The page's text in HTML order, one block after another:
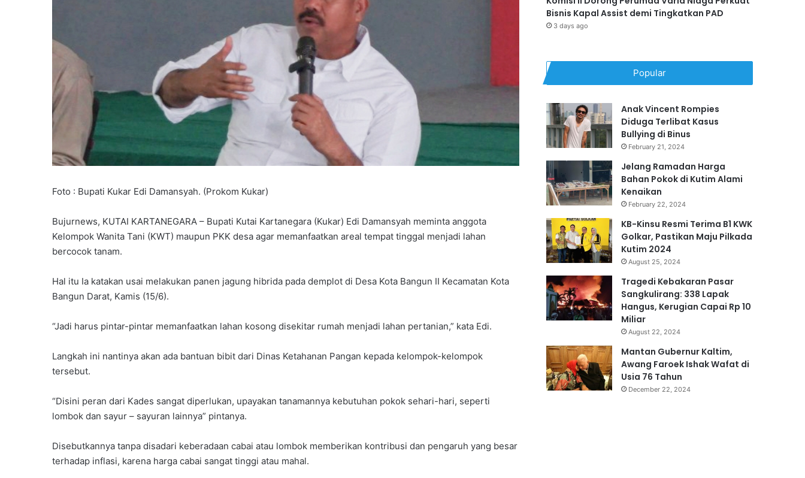
Foto : Bupati Kukar Edi Damansyah. (Prokom Kukar)
Bujurnews, KUTAI KARTANEGARA – Bupati Kutai Kartanegara (Kukar) Edi Damansyah meminta anggota
Kelompok Wanita Tani (KWT) maupun PKK desa agar memanfaatkan areal tempat tinggal menjadi lahan
bercocok tanam.
Hal itu Ia katakan usai melakukan panen jagung hibrida pada demplot di Desa Kota Bangun II Kecamatan Kota
Bangun Darat, Kamis (15/6).
“Jadi harus pintar-pintar memanfaatkan lahan kosong disekitar rumah menjadi lahan pertanian,” kata Edi.
Langkah ini nantinya akan ada bantuan bibit dari Dinas Ketahanan Pangan kepada kelompok-kelompok
tersebut.
“Disini peran dari Kades sangat diperlukan, upayakan tanamannya kebutuhan pokok sehari-hari, seperti
lombok dan sayur – sayuran lainnya” pintanya.
Disebutkannya tanpa disadari keberadaan cabai atau lombok memberikan kontribusi dan pengaruh yang besar
terhadap inflasi, karena harga cabai sangat tinggi atau mahal.
Bisnis Kapal Assist demi Tingkatkan PAD
3 days ago
Popular
Anak Vincent Rompies
Diduga Terlibat Kasus
Bullying di Binus
February 21, 2024
Jelang Ramadan Harga
Bahan Pokok di Kutim Alami
Kenaikan
February 22, 2024
KB-Kinsu Resmi Terima B1 KWK
Golkar, Pastikan Maju Pilkada
Kutim 2024
August 25, 2024
Tragedi Kebakaran Pasar
Sangkulirang: 338 Lapak
Hangus, Kerugian Capai Rp 10
Miliar
August 22, 2024
Mantan Gubernur Kaltim,
Awang Faroek Ishak Wafat di
Usia 76 Tahun
December 22, 2024